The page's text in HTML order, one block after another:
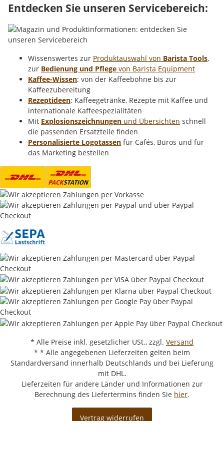
Entdecken Sie unseren Servicebereich:
Wissenswertes zur Produktauswahl von Barista Tools,
zur Bedienung und Pflege von Barista Equipment
Kaffee-Wissen: von der Kaffeebohne bis zur
Kaffeezubereitung
Rezeptideen: Kaffeegetränke, Rezepte mit Kaffee und
internationale Kaffeespezialitäten
Mit Explosionszeichnungen und Übersichten schnell
die passenden Ersatzteile finden
Personalisierte Logotassen für Cafés, Büros und für
das Marketing bestellen
* Alle Preise inkl. gesetzlicher USt., zzgl. Versand
* * Alle angegebenen Lieferzeiten gelten beim
Standardversand innerhalb Deutschlands und bei Lieferung
mit DHL.
Lieferzeiten für andere Länder und Informationen zur
Berechnung des Liefertermins finden Sie hier.
Vertrag widerrufen